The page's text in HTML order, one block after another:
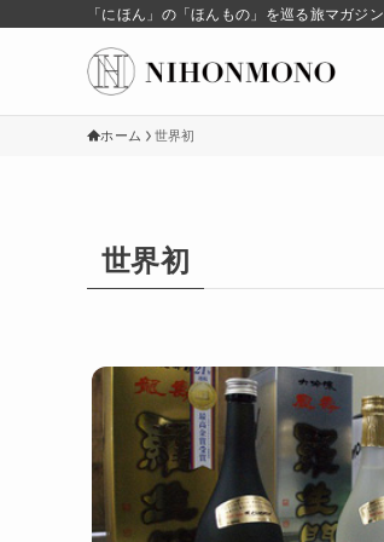
「にほん」の「ほんもの」を巡る旅マガジン
ホーム 世界初
世界初